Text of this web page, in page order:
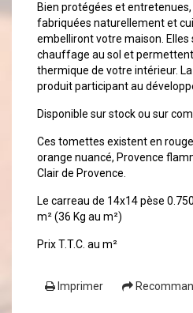
Bien protégées et
fabriquées naturellement et
embelliront votre maison. Elles
chauffage au sol et
thermique de votre intérieur.
produit participant au
Disponible sur stock ou sur
Ces tomettes existent en
orange nuancé, Provence
Clair de Provence.
Le carreau de 14x14 pèse
m² (36 Kg au m²)
Prix T.T.C. au m²
Imprimer